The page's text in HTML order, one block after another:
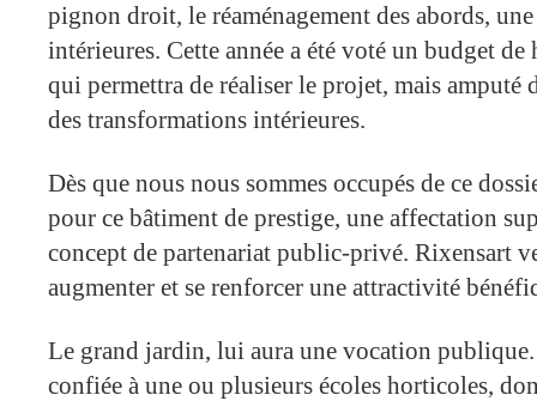
pignon droit, le réaménagement des abords,
intérieures. Cette année a été voté un budget
qui permettra de réaliser le projet, mais amputé
des transformations intérieures.
Dès que nous nous sommes occupés de ce
pour ce bâtiment de prestige, une affectation
concept de partenariat public-privé. Rixensart
augmenter et se renforcer une attractivité
Le grand jardin, lui aura une vocation
confiée à une ou plusieurs écoles horticoles,